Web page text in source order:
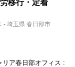
移行・定着
- 埼玉県 春日部市
リア春日部オフィス :